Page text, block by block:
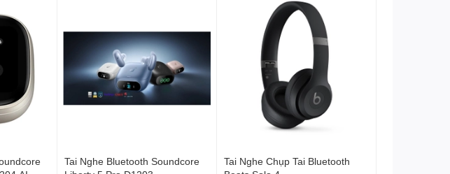
nâng
vượt trội và trải
Thời lượng pin - sạc
Thời lượng sử
dụng Pin
Tai nghe: 12 giờ (tắt ANC)
Hộp sạc: 36 giờ (tắt ANC)
USB-C
Sạc nhanh 3C (10 phút sạc =
Tai Nghe Bluetooth Soundcore
Tai Nghe Chụp Tai Bluetooth